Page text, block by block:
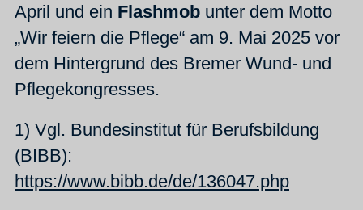
April und ein Flashmob unter dem Motto
„Wir feiern die Pflege“ am 9. Mai 2025 vor
dem Hintergrund des Bremer Wund- und
Pflegekongresses.
1) Vgl. Bundesinstitut für Berufsbildung
(BIBB):
https://www.bibb.de/de/136047.php